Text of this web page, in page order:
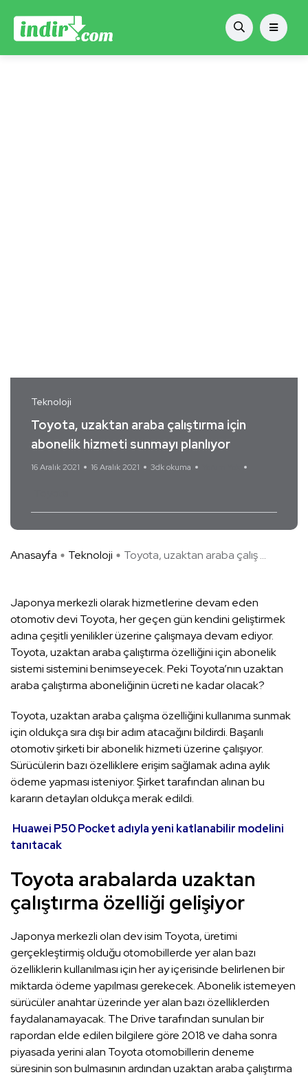
Teknoloji
Toyota, uzaktan araba çalıştırma için
abonelik hizmeti sunmayı planlıyor
16 Aralık 2021 16 Aralık 2021 3dk okuma
Anasayfa Teknoloji Toyota, uzaktan araba çalış ...
Japonya merkezli olarak hizmetlerine devam eden
otomotiv devi Toyota, her geçen gün kendini geliştirmek
adına çeşitli yenilikler üzerine çalışmaya devam ediyor.
Toyota, uzaktan araba çalıştırma özelliğini için abonelik
sistemi sistemini benimseyecek. Peki Toyota’nın uzaktan
araba çalıştırma aboneliğinin ücreti ne kadar olacak?
Toyota, uzaktan araba çalışma özelliğini kullanıma sunmak
için oldukça sıra dışı bir adım atacağını bildirdi. Başarılı
otomotiv şirketi bir abonelik hizmeti üzerine çalışıyor.
Sürücülerin bazı özelliklere erişim sağlamak adına aylık
ödeme yapması isteniyor. Şirket tarafından alınan bu
kararın detayları oldukça merak edildi.
Huawei P50 Pocket adıyla yeni katlanabilir modelini
tanıtacak
Toyota arabalarda uzaktan
çalıştırma özelliği gelişiyor
Japonya merkezli olan dev isim Toyota, üretimi
gerçekleştirmiş olduğu otomobillerde yer alan bazı
özelliklerin kullanılması için her ay içerisinde belirlenen bir
miktarda ödeme yapılması gerekecek. Abonelik istemeyen
sürücüler anahtar üzerinde yer alan bazı özelliklerden
faydalanamayacak. The Drive tarafından sunulan bir
rapordan elde edilen bilgilere göre 2018 ve daha sonra
piyasada yerini alan Toyota otomobillerin deneme
süresinin son bulmasının ardından uzaktan araba çalıştırma